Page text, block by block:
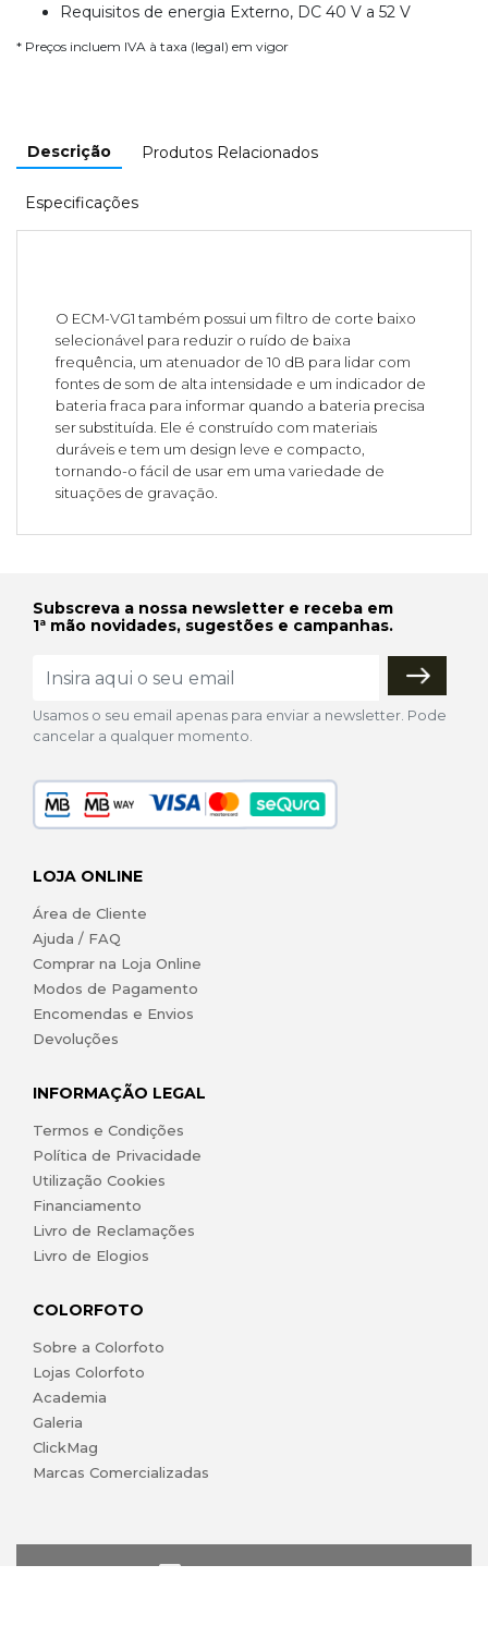
Requisitos de energia Externo, DC 40 V a 52 V
* Preços incluem IVA à taxa (legal) em vigor
Descrição Produtos Relacionados
Especificações
O ECM-VG1 também possui um filtro de corte baixo
selecionável para reduzir o ruído de baixa
frequência, um atenuador de 10 dB para lidar com
fontes de som de alta intensidade e um indicador de
bateria fraca para informar quando a bateria precisa
ser substituída. Ele é construído com materiais
duráveis e tem um design leve e compacto,
tornando-o fácil de usar em uma variedade de
situações de gravação.
Subscreva a nossa newsletter e receba em
1ª mão novidades, sugestões e campanhas.
Usamos o seu email apenas para enviar a newsletter. Pode
cancelar a qualquer momento.
LOJA ONLINE
Área de Cliente
Ajuda / FAQ
Comprar na Loja Online
Modos de Pagamento
Encomendas e Envios
Devoluções
INFORMAÇÃO LEGAL
Termos e Condições
Política de Privacidade
Utilização Cookies
Financiamento
Livro de Reclamações
Livro de Elogios
COLORFOTO
Sobre a Colorfoto
Lojas Colorfoto
Academia
Galeria
ClickMag
Marcas Comercializadas
lojaonline@colorfoto.pt